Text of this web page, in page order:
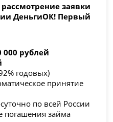
заявки
ДеньгиОК! Первый
000 рублей
годовых)
принятие
по всей России
погашения займа